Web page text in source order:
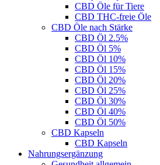
CBD Öle für Tiere
CBD THC-freie Öle
CBD Öle nach Stärke
CBD Öl 2.5%
CBD Öl 5%
CBD Öl 10%
CBD Öl 15%
CBD Öl 20%
CBD Öl 25%
CBD Öl 30%
CBD Öl 40%
CBD Öl 50%
CBD Kapseln
CBD Kapseln
Nahrungsergänzung